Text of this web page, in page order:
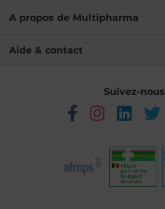
A propos de Multipharma
Aide & contact
Suivez-nous